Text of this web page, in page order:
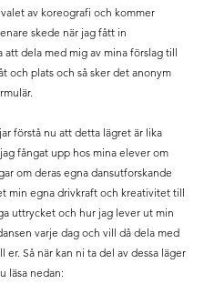
av koreografi och kommer
skede när jag fått in
att dela med mig av mina förslag till
och plats och så sker det anonym
förstå nu att detta lägret är lika
fångat upp hos mina elever om
om deras egna dansutforskande
min egna drivkraft och kreativitet till
uttrycket och hur jag lever ut min
varje dag och vill då dela med
er. Så när kan ni ta del av dessa läger
läsa nedan: